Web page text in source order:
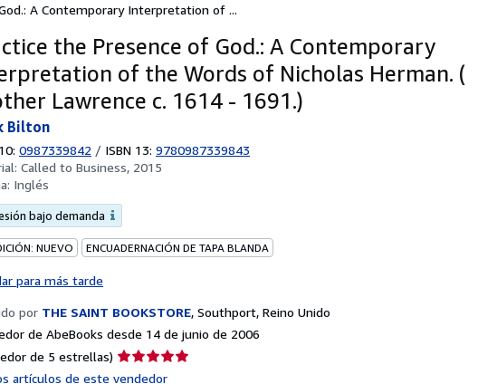
A Contemporary Interpretation of ...
the Presence of God.: A Contemporary
of the Words of Nicholas Herman. (
Lawrence c. 1614 - 1691.)
Bilton
0987339842 / ISBN 13: 9780987339843
Called to Business, 2015
Inglés
bajo demanda
NUEVO ENCUADERNACIÓN DE TAPA BLANDA
para más tarde
por THE SAINT BOOKSTORE, Southport, Reino Unido
de AbeBooks desde 14 de junio de 2006
de 5 estrellas) Calificación
artículos de este vendedor